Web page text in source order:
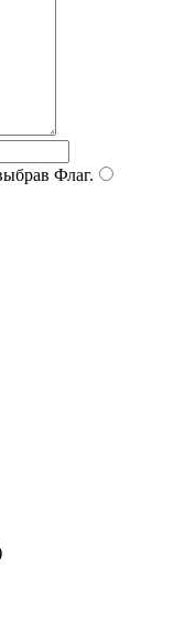
Флаг.